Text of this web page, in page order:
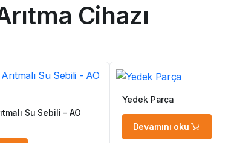
Cihazı
Su Sebili – AO
Yedek Parça
Devamını oku